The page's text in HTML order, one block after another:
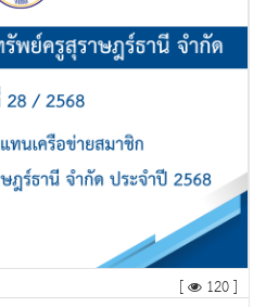
[ 120 ]